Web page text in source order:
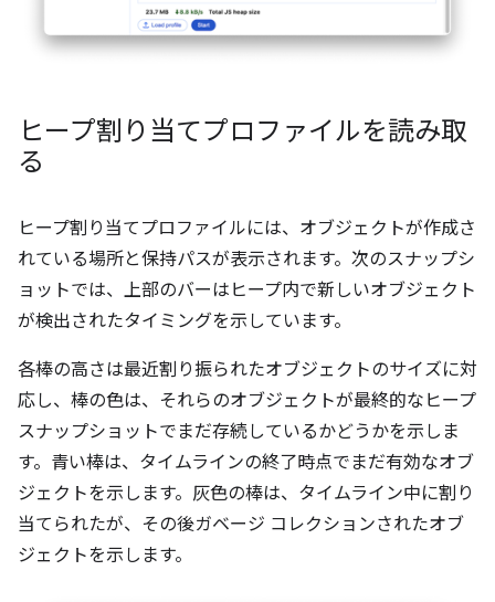
ヒープ割り当てプロファイルを読み取
る
ヒープ割り当てプロファイルには、オブジェクトが作成さ
れている場所と保持パスが表示されます。次のスナップシ
ョットでは、上部のバーはヒープ内で新しいオブジェクト
が検出されたタイミングを示しています。
各棒の高さは最近割り振られたオブジェクトのサイズに対
応し、棒の色は、それらのオブジェクトが最終的なヒープ
スナップショットでまだ存続しているかどうかを示しま
す。青い棒は、タイムラインの終了時点でまだ有効なオブ
ジェクトを示します。灰色の棒は、タイムライン中に割り
当てられたが、その後ガベージ コレクションされたオブ
ジェクトを示します。